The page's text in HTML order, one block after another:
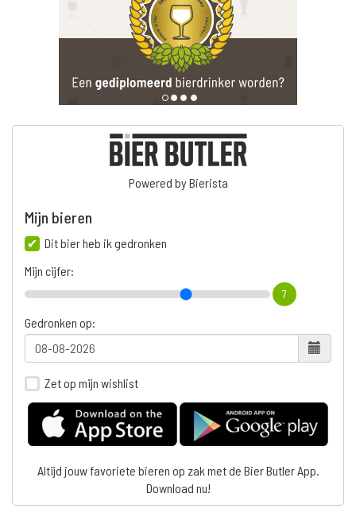
Powered by Bierista
Mijn bieren
Dit bier heb ik gedronken
Mijn cijfer:
7
Gedronken op:
Zet op mijn wishlist
Altijd jouw favoriete bieren op zak met de Bier Butler App.
Download nu!